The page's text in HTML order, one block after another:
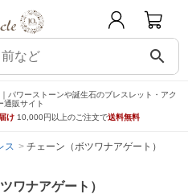
search
パワーストーンや誕生石のブレスレット・アク
通販サイト
け 10,000円以上のご注文で送料無料
ス チェーン（ボツワナアゲート）
ワナアゲート）